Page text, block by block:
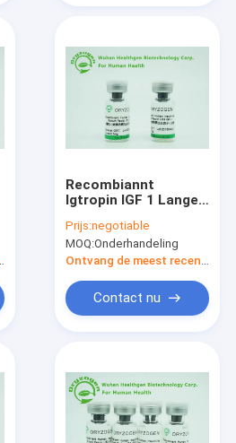
Recombiannt
Igtropin IGF 1 Lange
Componenten9.1kd
Molecuulgewicht
Prijs:negotiable
MOQ:Onderhandeling
Contact nu